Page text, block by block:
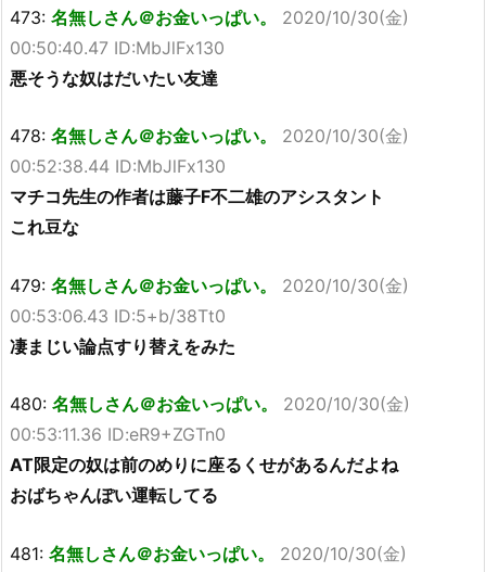
473: 名無しさん＠お金いっぱい。
2020/10/30(金)
00:50:40.47 ID:MbJlFx130
悪そうな奴はだいたい友達
478: 名無しさん＠お金いっぱい。
2020/10/30(金)
00:52:38.44 ID:MbJlFx130
マチコ先生の作者は藤子F不二雄のアシスタント
これ豆な
479: 名無しさん＠お金いっぱい。
2020/10/30(金)
00:53:06.43 ID:5+b/38Tt0
凄まじい論点すり替えをみた
480: 名無しさん＠お金いっぱい。
2020/10/30(金)
00:53:11.36 ID:eR9+ZGTn0
AT限定の奴は前のめりに座るくせがあるんだよね
おばちゃんぽい運転してる
481: 名無しさん＠お金いっぱい。 2020/10/30(金)